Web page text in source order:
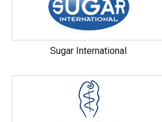
Sugar International